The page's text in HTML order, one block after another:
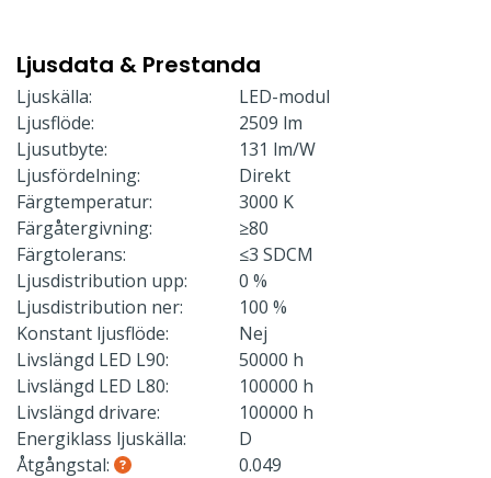
Ljusdata & Prestanda
Ljuskälla:
LED-modul
Ljusflöde:
2509 lm
Ljusutbyte:
131 lm/W
Ljusfördelning:
Direkt
Färgtemperatur:
3000 K
Färgåtergivning:
≥80
Färgtolerans:
≤3 SDCM
Ljusdistribution upp:
0 %
Ljusdistribution ner:
100 %
Konstant ljusflöde:
Nej
Livslängd LED L90:
50000 h
Livslängd LED L80:
100000 h
Livslängd drivare:
100000 h
Energiklass ljuskälla:
D
Åtgångstal:
0.049